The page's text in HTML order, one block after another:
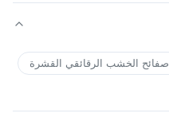
صفائح الخشب الرقائقي القشرة